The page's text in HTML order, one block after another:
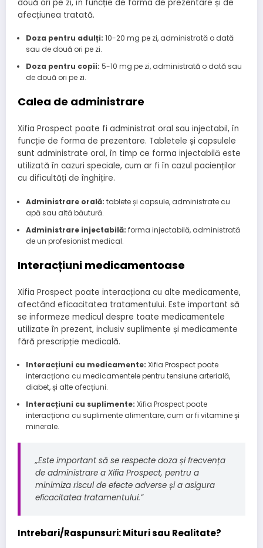
două ori pe zi, în funcție de forma de prezentare și de
afecțiunea tratată.
Doza pentru adulți: 10-20 mg pe zi, administrată o dată
sau de două ori pe zi.
Doza pentru copii: 5-10 mg pe zi, administrată o dată sau
de două ori pe zi.
Calea de administrare
Xifia Prospect poate fi administrat oral sau injectabil, în
funcție de forma de prezentare. Tabletele și capsulele
sunt administrate oral, în timp ce forma injectabilă este
utilizată în cazuri speciale, cum ar fi în cazul pacienților
cu dificultăți de înghițire.
Administrare orală: tablete și capsule, administrate cu
apă sau altă băutură.
Administrare injectabilă: forma injectabilă, administrată
de un profesionist medical.
Interacțiuni medicamentoase
Xifia Prospect poate interacționa cu alte medicamente,
afectând eficacitatea tratamentului. Este important să
se informeze medicul despre toate medicamentele
utilizate în prezent, inclusiv suplimente și medicamente
fără prescripție medicală.
Interacțiuni cu medicamente: Xifia Prospect poate
interacționa cu medicamentele pentru tensiune arterială,
diabet, și alte afecțiuni.
Interacțiuni cu suplimente: Xifia Prospect poate
interacționa cu suplimente alimentare, cum ar fi vitamine și
minerale.
„Este important să se respecte doza și frecvența
de administrare a Xifia Prospect, pentru a
minimiza riscul de efecte adverse și a asigura
eficacitatea tratamentului.”
Intrebari/Raspunsuri: Mituri sau Realitate?